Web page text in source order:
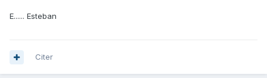
E...... Esteban
Citer